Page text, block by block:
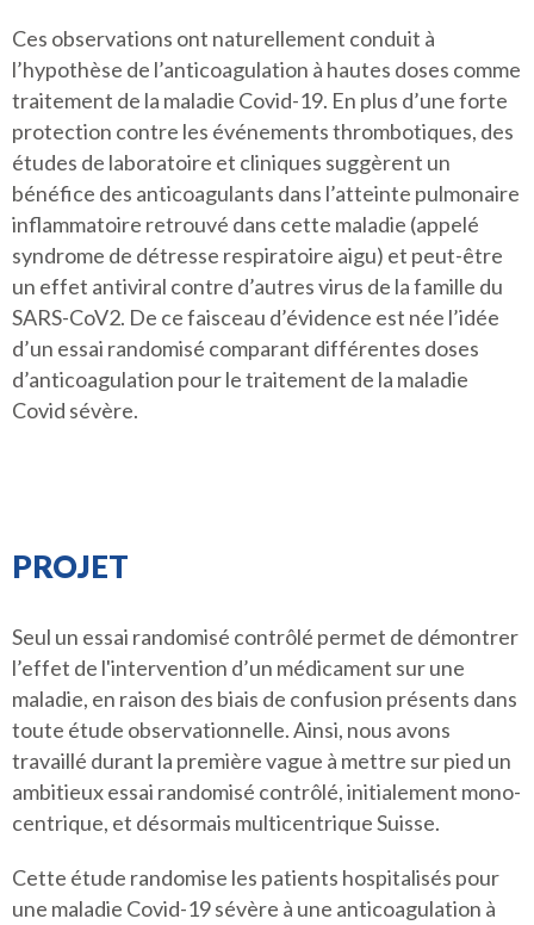
Ces observations ont naturellement conduit à
l’hypothèse de l’anticoagulation à hautes doses comme
traitement de la maladie Covid-19. En plus d’une forte
protection contre les événements thrombotiques, des
études de laboratoire et cliniques suggèrent un
bénéfice des anticoagulants dans l’atteinte pulmonaire
inflammatoire retrouvé dans cette maladie (appelé
syndrome de détresse respiratoire aigu) et peut-être
un effet antiviral contre d’autres virus de la famille du
SARS-CoV2. De ce faisceau d’évidence est née l’idée
d’un essai randomisé comparant différentes doses
d’anticoagulation pour le traitement de la maladie
Covid sévère.
PROJET
Seul un essai randomisé contrôlé permet de démontrer
l’effet de l'intervention d’un médicament sur une
maladie, en raison des biais de confusion présents dans
toute étude observationnelle. Ainsi, nous avons
travaillé durant la première vague à mettre sur pied un
ambitieux essai randomisé contrôlé, initialement mono-
centrique, et désormais multicentrique Suisse.
Cette étude randomise les patients hospitalisés pour
une maladie Covid-19 sévère à une anticoagulation à